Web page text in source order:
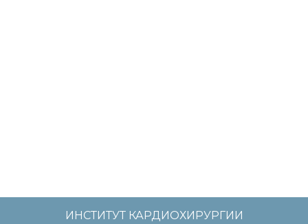
ИНСТИТУТ КАРДИОХИРУРГИИ